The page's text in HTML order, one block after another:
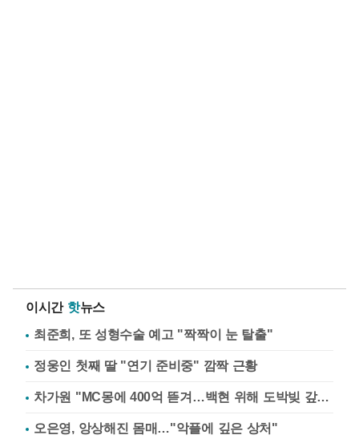
이시간 핫뉴스
최준희, 또 성형수술 예고 "짝짝이 눈 탈출"
정웅인 첫째 딸 "연기 준비중" 깜짝 근황
차가원 "MC몽에 400억 뜯겨…백현 위해 도박빚 갚아줘"
오은영, 앙상해진 몸매…"악플에 깊은 상처"